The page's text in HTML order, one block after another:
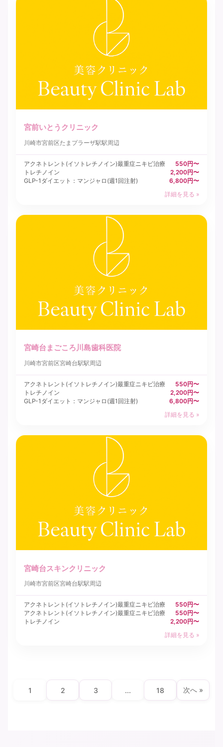
宮前いとうクリニック
川崎市宮前区たまプラーザ駅駅周辺
アクネトレント(イソトレチノイン)最重症ニキビ治療
550円〜
トレチノイン
2,200円〜
GLP-1ダイエット：マンジャロ(週1回注射)
6,800円〜
詳細を見る »
宮崎台まごころ川島歯科医院
川崎市宮前区宮崎台駅駅周辺
アクネトレント(イソトレチノイン)最重症ニキビ治療
550円〜
トレチノイン
2,200円〜
GLP-1ダイエット：マンジャロ(週1回注射)
6,800円〜
詳細を見る »
宮崎台スキンクリニック
川崎市宮前区宮崎台駅駅周辺
アクネトレント(イソトレチノイン)最重症ニキビ治療
550円〜
アクネトレント(イソトレチノイン)最重症ニキビ治療
550円〜
トレチノイン
2,200円〜
詳細を見る »
1 2 3 ... 18 次へ »